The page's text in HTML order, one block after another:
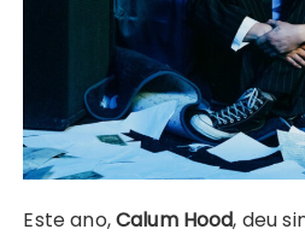
Este ano,Calum Hood, deu